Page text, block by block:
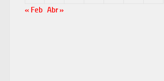
« Feb Abr »